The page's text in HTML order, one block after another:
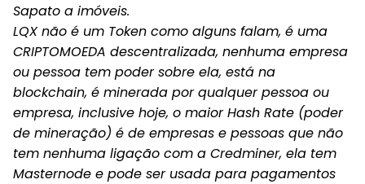
Sapato a imóveis.
LQX não é um Token como alguns falam, é uma
CRIPTOMOEDA descentralizada, nenhuma empresa
ou pessoa tem poder sobre ela, está na
blockchain, é minerada por qualquer pessoa ou
empresa, inclusive hoje, o maior Hash Rate (poder
de mineração) é de empresas e pessoas que não
tem nenhuma ligação com a Credminer, ela tem
Masternode e pode ser usada para pagamentos